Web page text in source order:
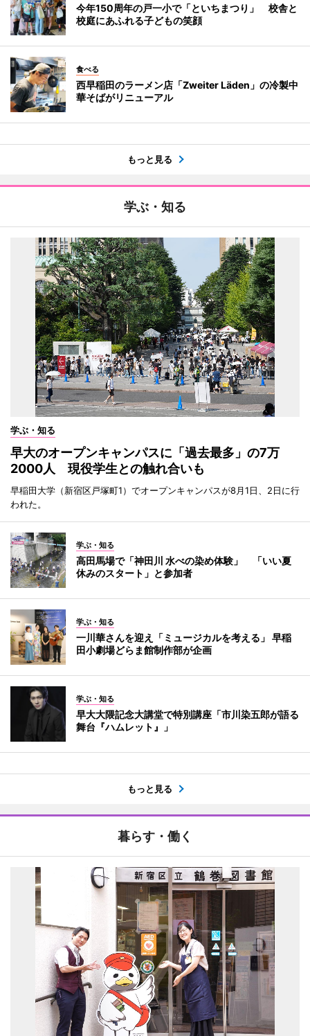
今年150周年の戸一小で「といちまつり」 校舎と
校庭にあふれる子どもの笑顔
食べる
西早稲田のラーメン店「Zweiter Läden」の冷製中
華そばがリニューアル
もっと見る
学ぶ・知る
学ぶ・知る
早大のオープンキャンパスに「過去最多」の7万
2000人 現役学生との触れ合いも
早稲田大学（新宿区戸塚町1）でオープンキャンパスが8月1日、2日に行
われた。
学ぶ・知る
高田馬場で「神田川 水べの染め体験」 「いい夏
休みのスタート」と参加者
学ぶ・知る
一川華さんを迎え「ミュージカルを考える」 早稲
田小劇場どらま館制作部が企画
学ぶ・知る
早大大隈記念大講堂で特別講座「市川染五郎が語る
舞台『ハムレット』」
もっと見る
暮らす・働く